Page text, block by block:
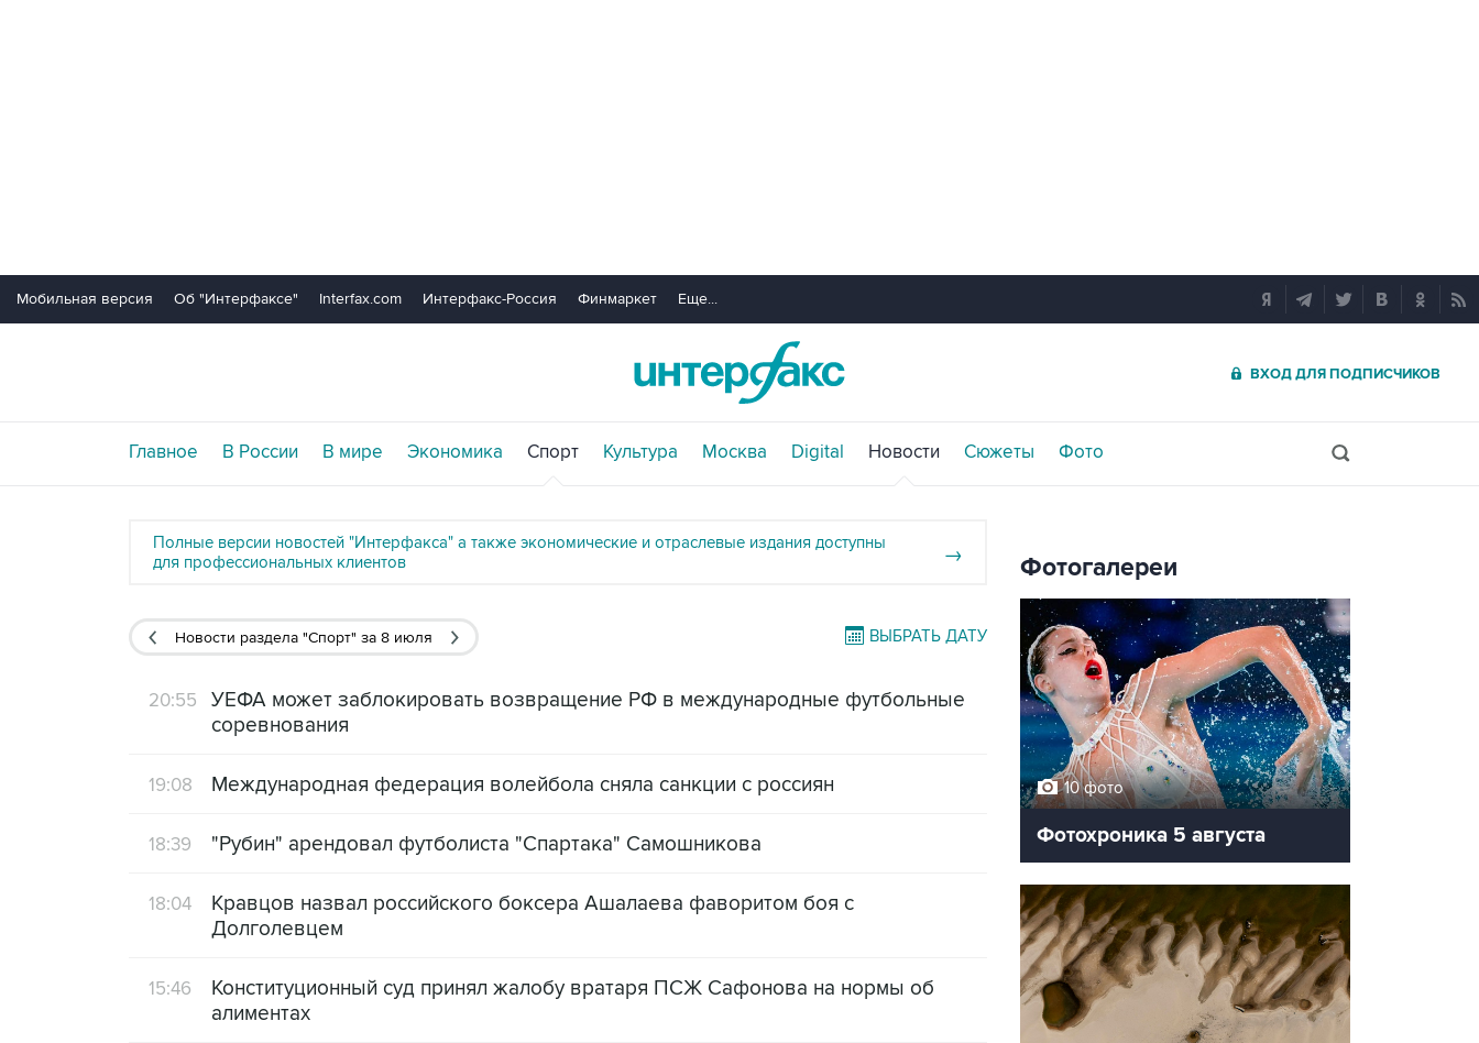
Мобильная версия Об "Интерфаксе" Interfax.com Интерфакс-Россия Финмаркет Еще...
ВХОД ДЛЯ ПОДПИСЧИКОВ
Главное В России В мире Экономика Спорт Культура Москва Digital Новости Сюжеты Фото
Полные версии новостей "Интерфакса" а также экономические и отраслевые издания доступны
для профессиональных клиентов
→
Новости раздела "Спорт" за 8 июля ВЫБРАТЬ ДАТУ
20:55
УЕФА может заблокировать возвращение РФ в международные футбольные
соревнования
19:08 Международная федерация волейбола сняла санкции с россиян
18:39 "Рубин" арендовал футболиста "Спартака" Самошникова
18:04
Кравцов назвал российского боксера Ашалаева фаворитом боя с
Долголевцем
15:46
Конституционный суд принял жалобу вратаря ПСЖ Сафонова на нормы об
алиментах
Фотогалереи
10 фото
Фотохроника 5 августа